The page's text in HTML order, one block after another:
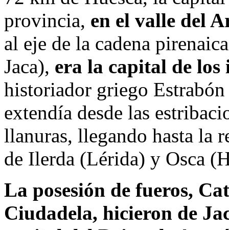
provincia, en el valle del
al eje de la cadena
Jaca), era la capital de los
historiador griego
extendía desde las
llanuras, llegando hasta la
de Ilerda (Lérida) y Osca
La posesión de fueros,
Ciudadela, hicieron de